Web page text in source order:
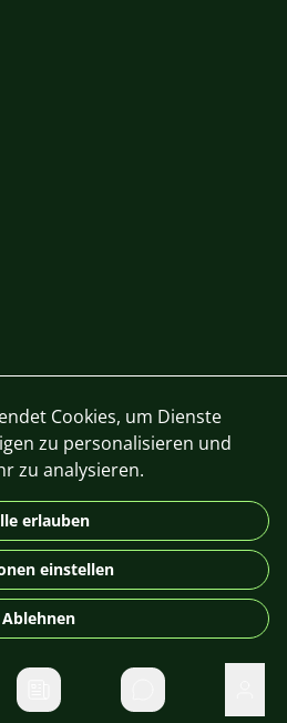
DE
© 2026 For Aquarist
Cookies, um Dienste
zu personalisieren und
zu analysieren.
erlauben
einstellen
Ablehnen